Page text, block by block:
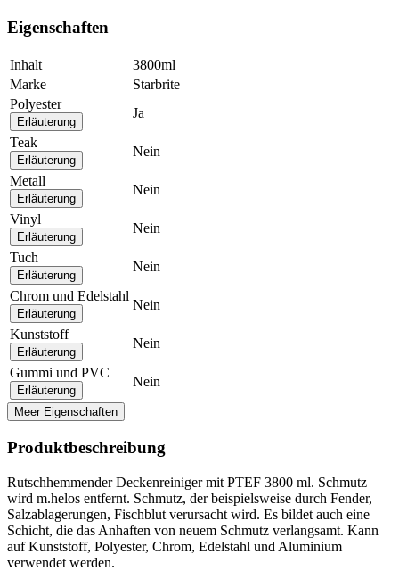
Eigenschaften
Inhalt
3800ml
Marke
Starbrite
Polyester
Erläuterung
Ja
Teak
Erläuterung
Nein
Metall
Erläuterung
Nein
Vinyl
Erläuterung
Nein
Tuch
Erläuterung
Nein
Chrom und Edelstahl
Erläuterung
Nein
Kunststoff
Erläuterung
Nein
Gummi und PVC
Erläuterung
Nein
Meer Eigenschaften
Produktbeschreibung
Rutschhemmender Deckenreiniger mit PTEF 3800 ml. Schmutz
wird m.helos entfernt. Schmutz, der beispielsweise durch Fender,
Salzablagerungen, Fischblut verursacht wird. Es bildet auch eine
Schicht, die das Anhaften von neuem Schmutz verlangsamt. Kann
auf Kunststoff, Polyester, Chrom, Edelstahl und Aluminium
verwendet werden.